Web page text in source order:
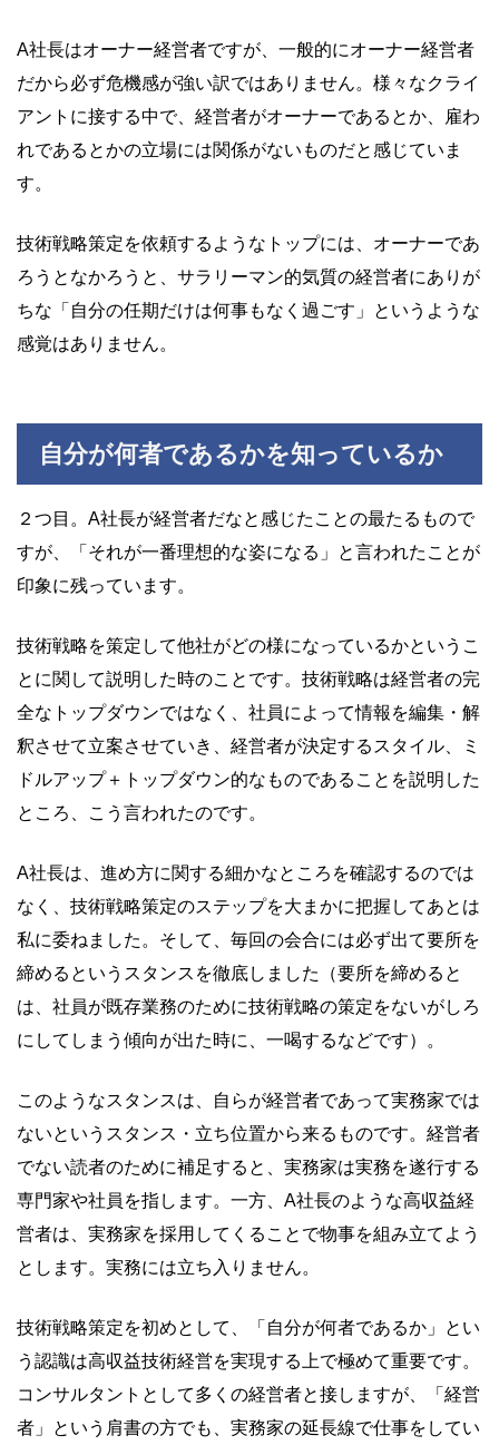
A社長はオーナー経営者ですが、一般的にオーナー経営者
だから必ず危機感が強い訳ではありません。様々なクライ
アントに接する中で、経営者がオーナーであるとか、雇わ
れであるとかの立場には関係がないものだと感じていま
す。
技術戦略策定を依頼するようなトップには、オーナーであ
ろうとなかろうと、サラリーマン的気質の経営者にありが
ちな「自分の任期だけは何事もなく過ごす」というような
感覚はありません。
自分が何者であるかを知っているか
２つ目。A社長が経営者だなと感じたことの最たるもので
すが、「それが一番理想的な姿になる」と言われたことが
印象に残っています。
技術戦略を策定して他社がどの様になっているかというこ
とに関して説明した時のことです。技術戦略は経営者の完
全なトップダウンではなく、社員によって情報を編集・解
釈させて立案させていき、経営者が決定するスタイル、ミ
ドルアップ＋トップダウン的なものであることを説明した
ところ、こう言われたのです。
A社長は、進め方に関する細かなところを確認するのでは
なく、技術戦略策定のステップを大まかに把握してあとは
私に委ねました。そして、毎回の会合には必ず出て要所を
締めるというスタンスを徹底しました（要所を締めると
は、社員が既存業務のために技術戦略の策定をないがしろ
にしてしまう傾向が出た時に、一喝するなどです）。
このようなスタンスは、自らが経営者であって実務家では
ないというスタンス・立ち位置から来るものです。経営者
でない読者のために補足すると、実務家は実務を遂行する
専門家や社員を指します。一方、A社長のような高収益経
営者は、実務家を採用してくることで物事を組み立てよう
とします。実務には立ち入りません。
技術戦略策定を初めとして、「自分が何者であるか」とい
う認識は高収益技術経営を実現する上で極めて重要です。
コンサルタントとして多くの経営者と接しますが、「経営
者」という肩書の方でも、実務家の延長線で仕事をしてい